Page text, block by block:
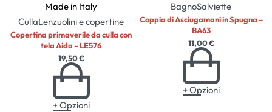
Made in Italy
CullaLenzuolini e copertine
Copertina primaverile da culla con
tela Aida – LE576
19,50€
+ Opzioni
BagnoSalviette
Coppia di Asciugamani in Spugna –
BA63
11,00€
+ Opzioni